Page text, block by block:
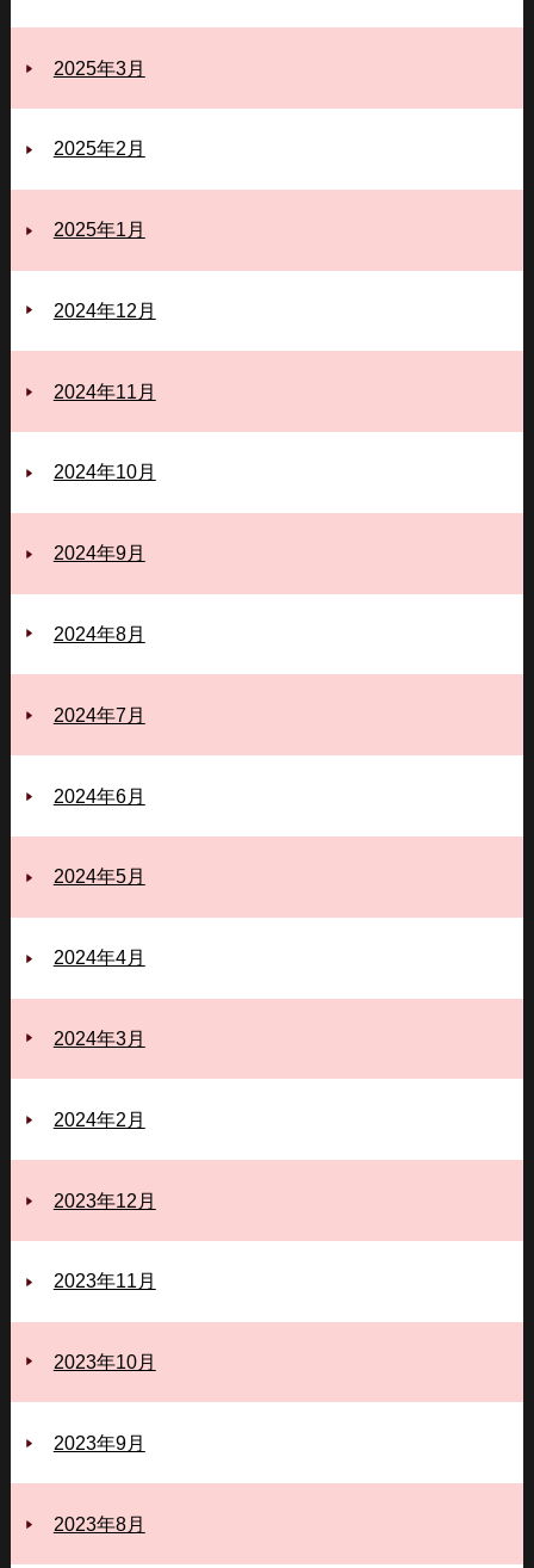
2025年3月
2025年2月
2025年1月
2024年12月
2024年11月
2024年10月
2024年9月
2024年8月
2024年7月
2024年6月
2024年5月
2024年4月
2024年3月
2024年2月
2023年12月
2023年11月
2023年10月
2023年9月
2023年8月